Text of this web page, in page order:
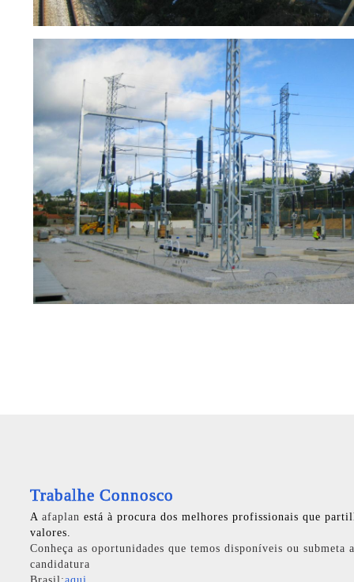
Trabalhe Connosco
A afaplan está à procura dos melhores profissionais que
valores.
Conheça as oportunidades que temos disponíveis ou submeta
candidatura